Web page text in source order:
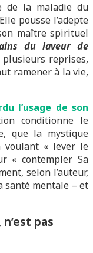
de la maladie du
pousse l’adepte
maître spirituel
du laveur de
reprises,
ramener à la vie,
l’usage de son
conditionne le
que la mystique
voulant « lever le
« contempler Sa
selon l’auteur,
santé mentale – et
pas